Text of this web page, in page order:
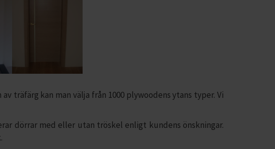
kan man välja från 1000 plywoodens ytans typer. Vi
dörrar med eller utan tröskel enligt kundens önskningar.